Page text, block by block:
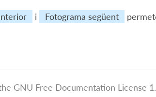
i Fotograma següent
GNU Free Documentation License